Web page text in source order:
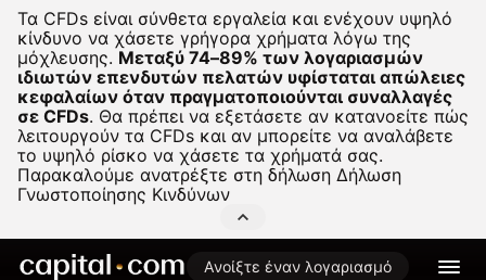
Τα CFDs είναι σύνθετα εργαλεία και ενέχουν υψηλό
κίνδυνο να χάσετε γρήγορα χρήματα λόγω της
μόχλευσης. Μεταξύ 74–89% των λογαριασμών
ιδιωτών επενδυτών πελατών υφίσταται απώλειες
κεφαλαίων όταν πραγματοποιούνται συναλλαγές
σε CFDs. Θα πρέπει να εξετάσετε αν κατανοείτε πώς
λειτουργούν τα CFDs και αν μπορείτε να αναλάβετε
το υψηλό ρίσκο να χάσετε τα χρήματά σας.
Παρακαλούμε ανατρέξτε στη δήλωση Δήλωση
Γνωστοποίησης Κινδύνων
Ανοίξτε έναν λογαριασμό